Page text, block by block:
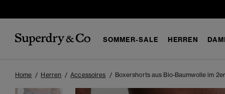
SOMMER-SALE HERREN
Home Herren Accessoires Boxershorts aus Bio-Baumwolle im